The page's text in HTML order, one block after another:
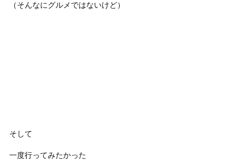
（そんなにグルメではないけど）
そして
一度行ってみたかった